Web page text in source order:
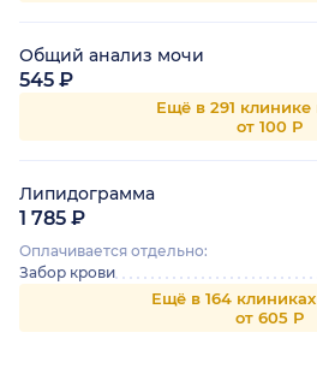
Общий анализ мочи
545 ₽
Ещё в 291 клинике
от 100 Р
Липидограмма
1 785 ₽
Оплачивается отдельно:
Забор крови
Ещё в 164
от 605 Р